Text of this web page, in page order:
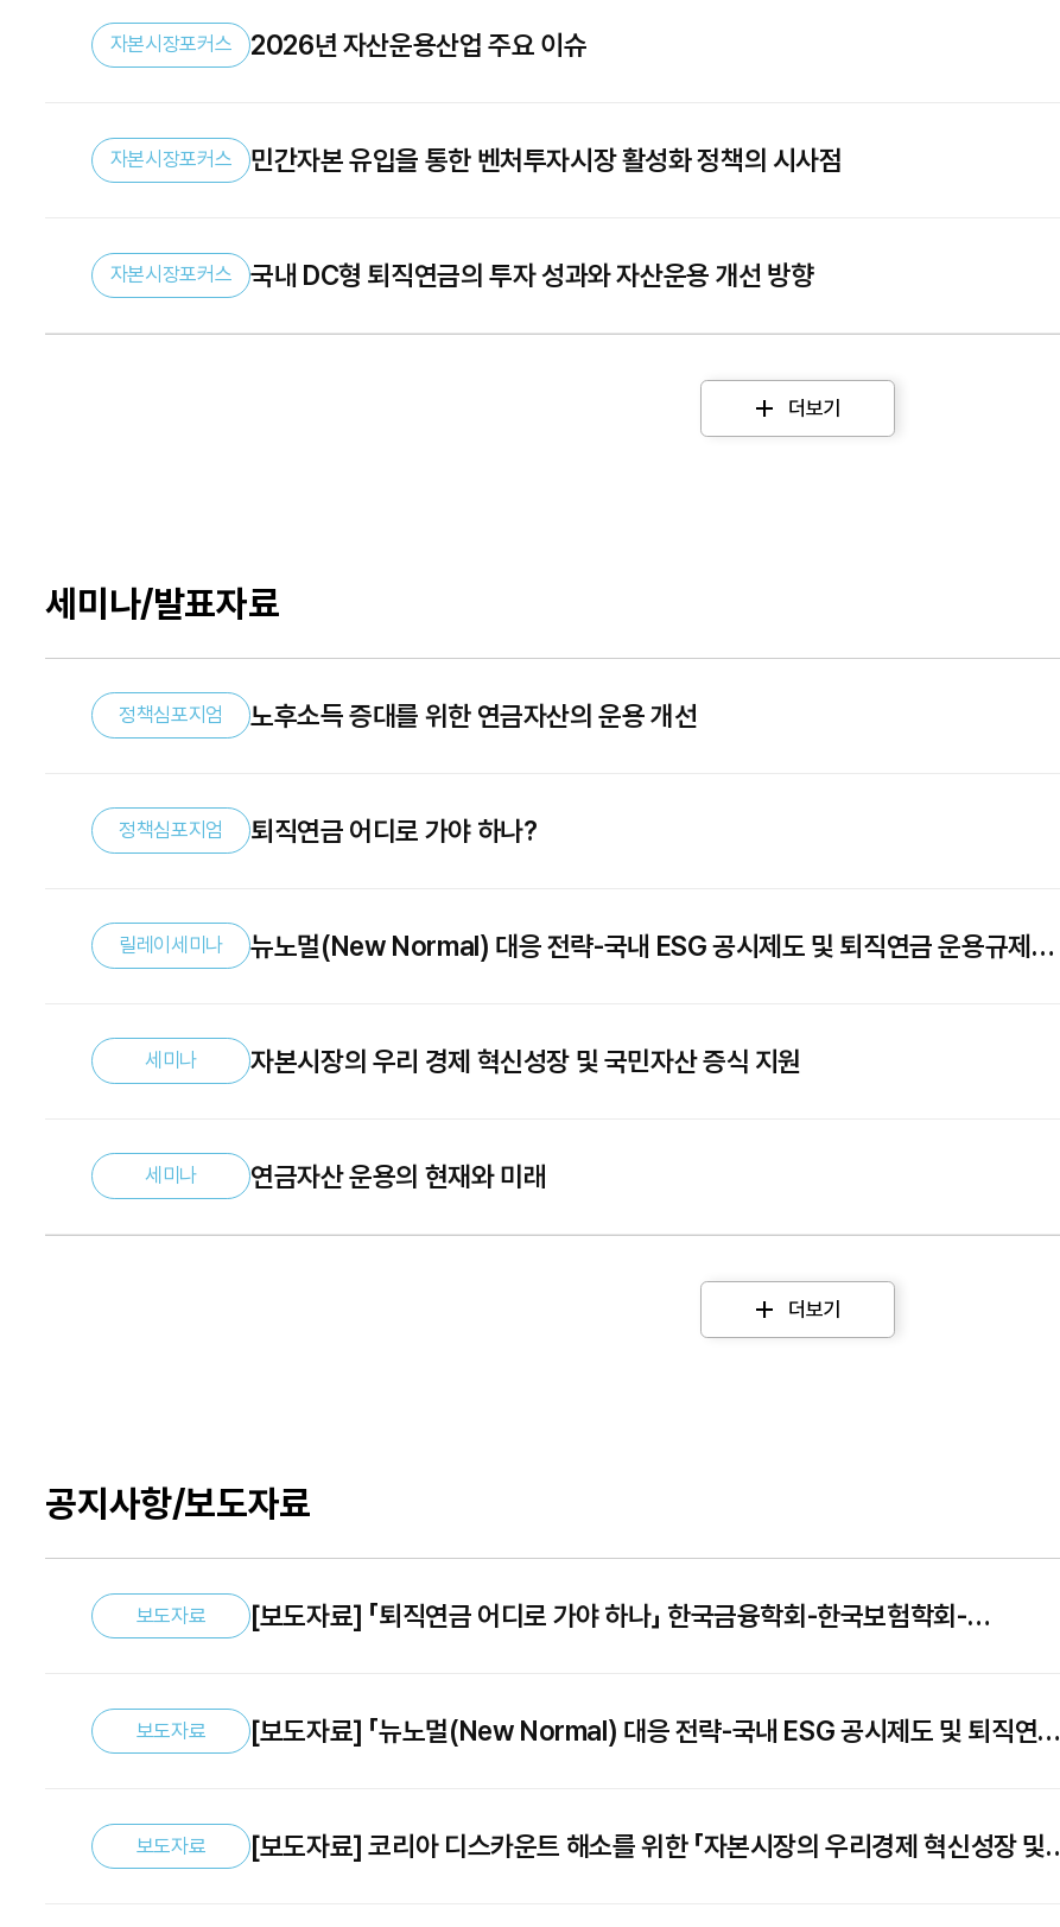
자본시장포커스 2026년 자산운용산업 주요 이슈
자본시장포커스 민간자본 유입을 통한 벤처투자시장 활성화 정책의 시사점
자본시장포커스 국내 DC형 퇴직연금의 투자 성과와 자산운용 개선 방향
더보기
세미나/발표자료
정책심포지엄 노후소득 증대를 위한 연금자산의 운용 개선
정책심포지엄 퇴직연금 어디로 가야 하나?
릴레이세미나
뉴노멀(New Normal) 대응 전략-국내 ESG 공시제도 및 퇴직연금 운용규제
세미나 자본시장의 우리 경제 혁신성장 및 국민자산 증식 지원
세미나 연금자산 운용의 현재와 미래
더보기
공지사항/보도자료
보도자료
[보도자료] 「퇴직연금 어디로 가야 하나」 한국금융학회-한국보험학회-
보도자료
[보도자료] 「뉴노멀(New Normal) 대응 전략-국내 ESG 공시제도 및 퇴직연금
보도자료
[보도자료] 코리아 디스카운트 해소를 위한 「자본시장의 우리경제 혁신성장 및